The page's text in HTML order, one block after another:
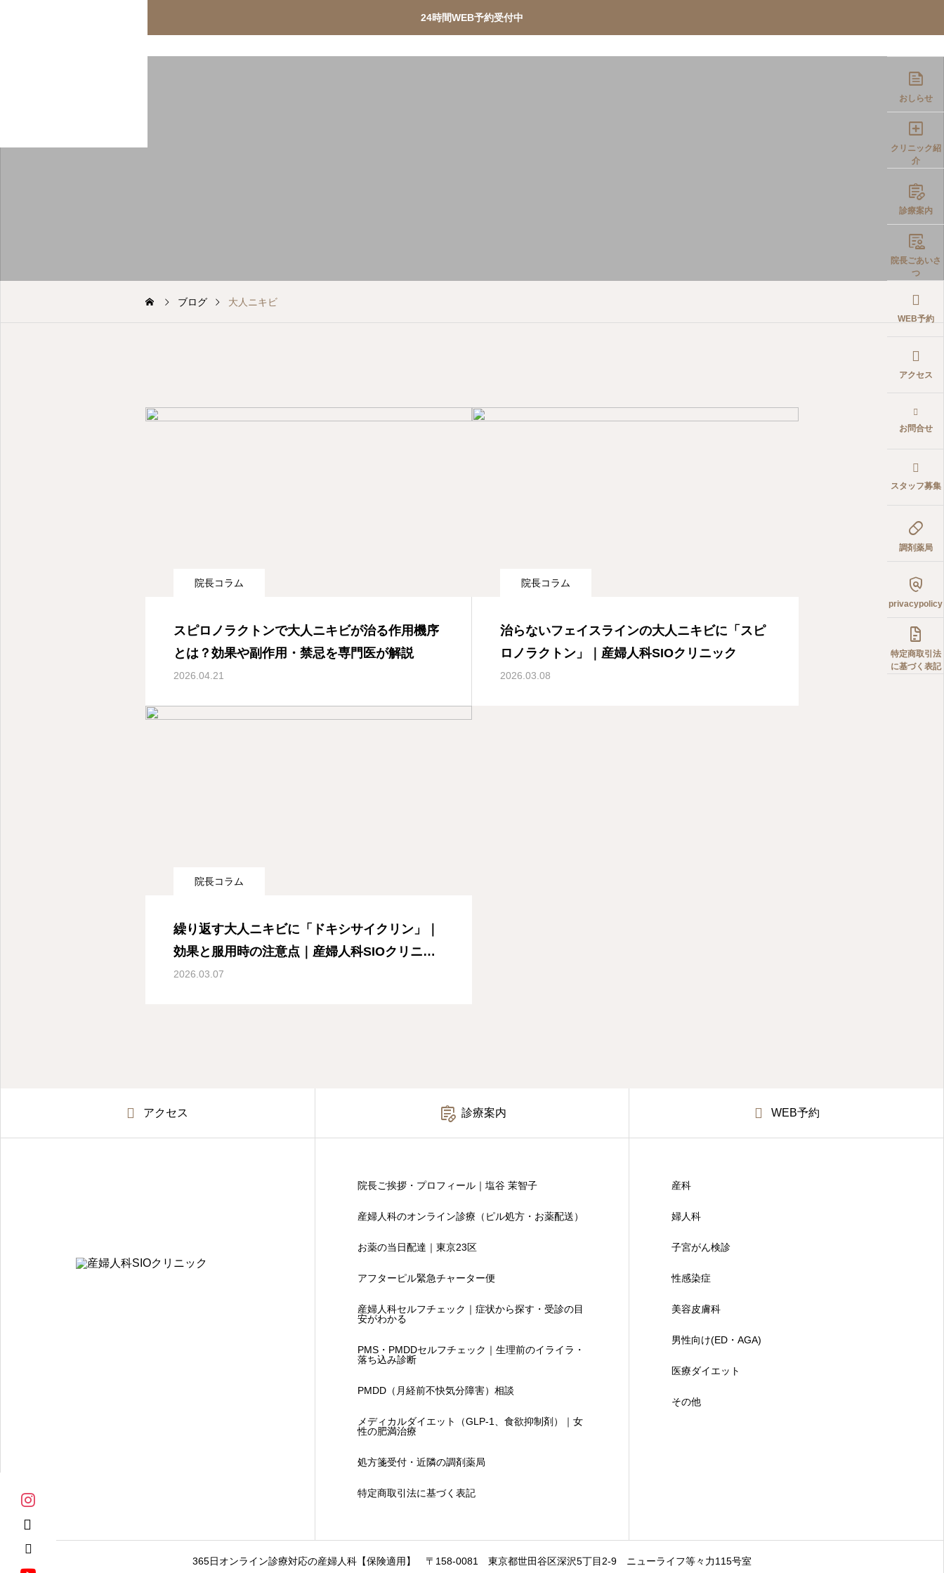
24時間WEB予約受付中

おしらせ

クリニック紹
介

診療案内

院長ごあいさ
つ
WEB予約
アクセス
お問合せ
スタッフ募集

調剤薬局

privacypolicy

特定商取引法
に基づく表記
ブログ 大人ニキビ
院長コラム
スピロノラクトンで大人ニキビが治る作用機序
とは？効果や副作用・禁忌を専門医が解説
2026.04.21
院長コラム
治らないフェイスラインの大人ニキビに「スピ
ロノラクトン」｜産婦人科SIOクリニック
2026.03.08
院長コラム
繰り返す大人ニキビに「ドキシサイクリン」｜
効果と服用時の注意点｜産婦人科SIOクリニッ
ク
2026.03.07
アクセス  診療案内 WEB予約
院長ご挨拶・プロフィール｜塩谷 茉智子
産婦人科のオンライン診療（ピル処方・お薬配送）
お薬の当日配達｜東京23区
アフターピル緊急チャーター便
産婦人科セルフチェック｜症状から探す・受診の目
安がわかる
PMS・PMDDセルフチェック｜生理前のイライラ・
落ち込み診断
PMDD（月経前不快気分障害）相談
メディカルダイエット（GLP-1、食欲抑制剤）｜女
性の肥満治療
処方箋受付・近隣の調剤薬局
特定商取引法に基づく表記
産科
婦人科
子宮がん検診
性感染症
美容皮膚科
男性向け(ED・AGA)
医療ダイエット
その他
365日オンライン診療対応の産婦人科【保険適用】 〒158-0081 東京都世田谷区深沢5丁目2-9 ニューライフ等々力115号室